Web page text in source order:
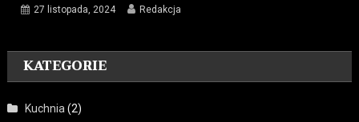
27 listopada, 2024 Redakcja
KATEGORIE
Kuchnia (2)